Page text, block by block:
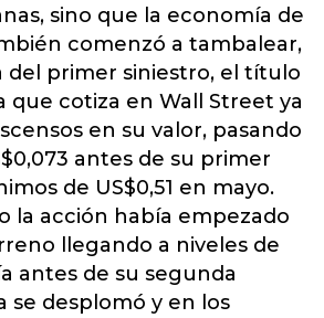
sino que la economía de
comenzó a tambalear,
del primer siniestro, el título
que cotiza en Wall Street ya
en su valor, pasando
antes de su primer
de US$0,51 en mayo.
la acción había empezado
llegando a niveles de
antes de su segunda
se desplomó y en los